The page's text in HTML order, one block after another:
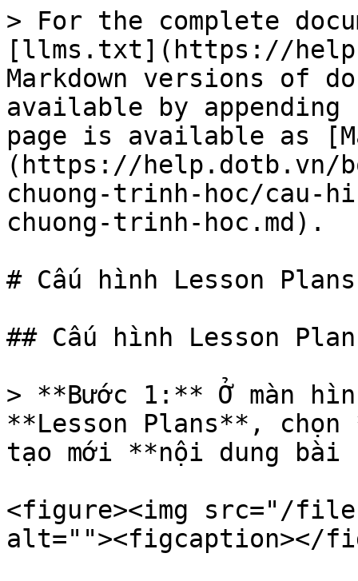
> For the complete
[llms.txt](https://
Markdown versions of
available by
page is available as
(https://help.dotb.vn/
chuong-trinh-hoc/cau-
chuong-trinh-hoc.md).
# Cấu hình Lesson
## Cấu hình Lesson
> **Bước 1:** Ở màn
**Lesson Plans**,
tạo mới **nội dung bài
<figure><img src="/
alt=""><figcaption></